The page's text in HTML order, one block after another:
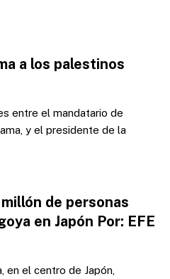
a los palestinos
entre el mandatario de
y el presidente de la
de personas
en Japón Por: EFE
en el centro de Japón,